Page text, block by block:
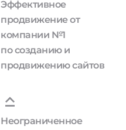
Эффективное
продвижение от
компании №1
по созданию и
продвижению сайтов
Неограниченное